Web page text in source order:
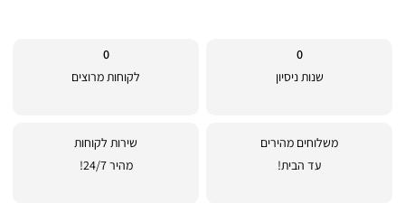
0
שנות ניסיון
0
לקוחות מרוצים
משלוחים מהירים
עד הבית!
שירות לקוחות
מהיר 24/7!